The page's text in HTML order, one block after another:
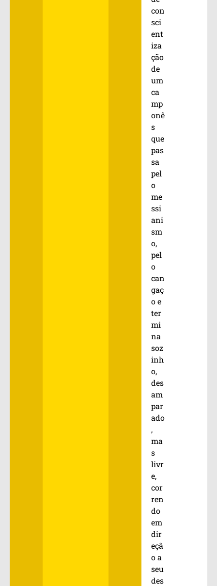
con
sci
ent
iza
ção
de
um
ca
mp
onê
s
que
pas
sa
pel
o
me
ssi
ani
sm
o,
pel
o
can
gaç
o e
ter
mi
na
soz
inh
o,
des
am
par
ado
,
ma
s
livr
e,
cor
ren
do
em
dir
eçã
o a
seu
des